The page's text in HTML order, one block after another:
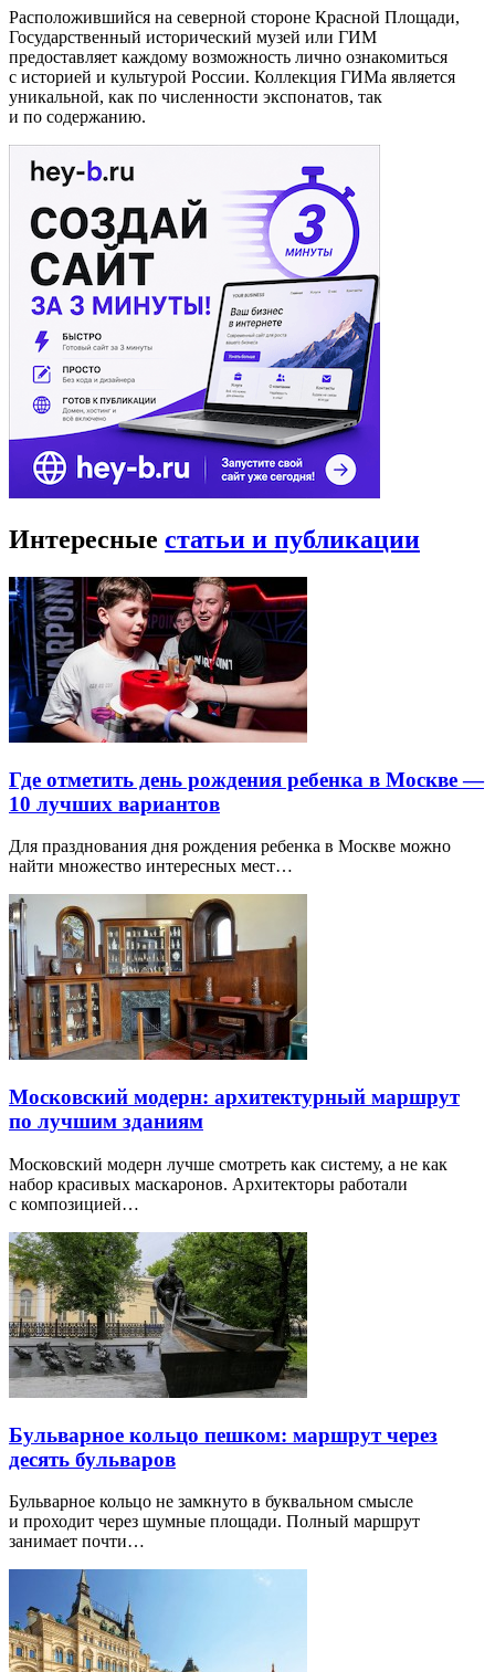
Расположившийся на северной стороне Красной Площади,
Государственный исторический музей или ГИМ
предоставляет каждому возможность лично ознакомиться
с историей и культурой России. Коллекция ГИМа является
уникальной, как по численности экспонатов, так
и по содержанию.
Интересные статьи и публикации
Где отметить день рождения ребенка в Москве —
10 лучших вариантов
Для празднования дня рождения ребенка в Москве можно
найти множество интересных мест…
Московский модерн: архитектурный маршрут
по лучшим зданиям
Московский модерн лучше смотреть как систему, а не как
набор красивых маскаронов. Архитекторы работали
с композицией…
Бульварное кольцо пешком: маршрут через
десять бульваров
Бульварное кольцо не замкнуто в буквальном смысле
и проходит через шумные площади. Полный маршрут
занимает почти…